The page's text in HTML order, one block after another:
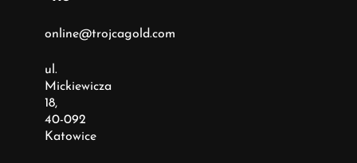
online@trojcagold.com
ul.
Mickiewicza
18,
40-092
Katowice